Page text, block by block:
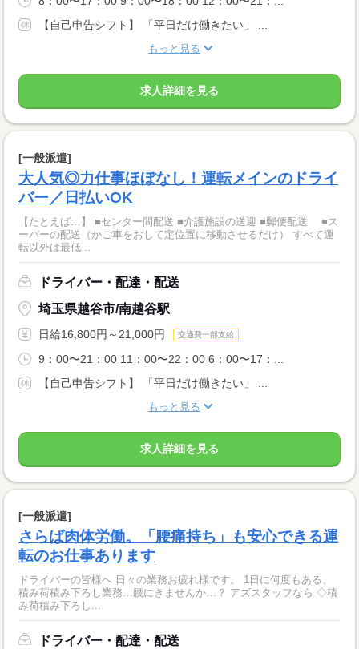
【自己申告シフト】 「平日だけ働きたい」 ...
もっと見る
求人詳細を見る
[一般派遣]
大人気◎力仕事ほぼなし！運転メインのドライ
バー／日払いOK
【たとえば…】 ■センター間配送 ■介護施設の送迎 ■郵便配送 ■ス
ーパーの配送（かご車をおして定位置に移動させるだけ） すべて運
転以外は最低...
ドライバー・配達・配送
埼玉県越谷市/南越谷駅
日給16,800円～21,000円 交通費一部支給
9：00〜21：00 11：00〜22：00 6：00〜17：...
【自己申告シフト】 「平日だけ働きたい」 ...
もっと見る
求人詳細を見る
[一般派遣]
さらば肉体労働。「腰痛持ち」も安心できる運
転のお仕事あります
ドライバーの皆様へ 日々の業務お疲れ様です。 1日に何度もある、
積み荷積み下ろし業務…腰にきませんか…？ アズスタッフなら ◇積
み荷積み下ろし...
ドライバー・配達・配送